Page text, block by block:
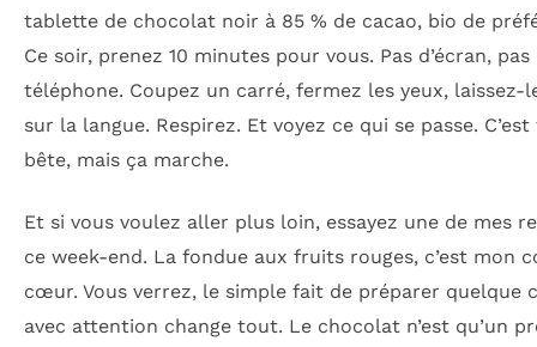
tablette de chocolat noir à 85 % de cacao, bio de
Ce soir, prenez 10 minutes pour vous. Pas d’écran, pas
téléphone. Coupez un carré, fermez les yeux, laissez-
sur la langue. Respirez. Et voyez ce qui se passe.
bête, mais ça marche.
Et si vous voulez aller plus loin, essayez une de mes
ce week-end. La fondue aux fruits rouges, c’est mon
cœur. Vous verrez, le simple fait de préparer quelque
avec attention change tout. Le chocolat n’est qu’un